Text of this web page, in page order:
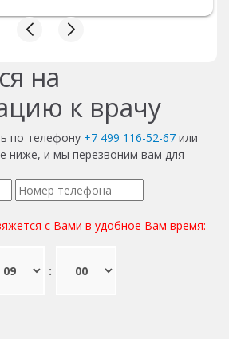
лечения
на
к врачу
по телефону +7 499 116-52-67 или
ниже, и мы перезвоним вам для
с Вами в удобное Вам время:
: